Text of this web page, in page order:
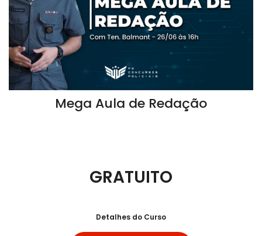
Mega Aula de Redação
GRATUITO
Detalhes do Curso